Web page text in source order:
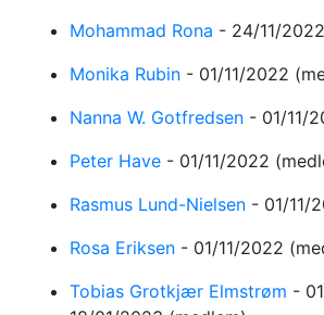
Mohammad Rona - 24/11/2022
Monika Rubin - 01/11/2022
Nanna W. Gotfredsen - 01/11/
Peter Have - 01/11/2022
Rasmus Lund-Nielsen - 01/11/
Rosa Eriksen - 01/11/2022
Tobias Grotkjær Elmstrøm -